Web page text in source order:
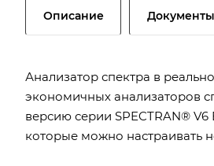
Описание Документы
Анализатор спектра в
экономичных анализаторов
версию серии SPECTRAN®
которые можно настраивать